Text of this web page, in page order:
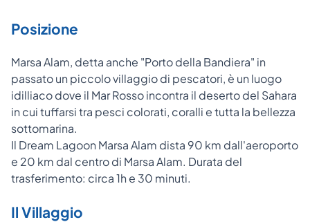
Posizione
Marsa Alam, detta anche "Porto della Bandiera" in
passato un piccolo villaggio di pescatori, è un luogo
idilliaco dove il Mar Rosso incontra il deserto del Sahara
in cui tuffarsi tra pesci colorati, coralli e tutta la bellezza
sottomarina.
Il Dream Lagoon Marsa Alam dista 90 km dall'aeroporto
e 20 km dal centro di Marsa Alam. Durata del
trasferimento: circa 1h e 30 minuti.
Il Villaggio